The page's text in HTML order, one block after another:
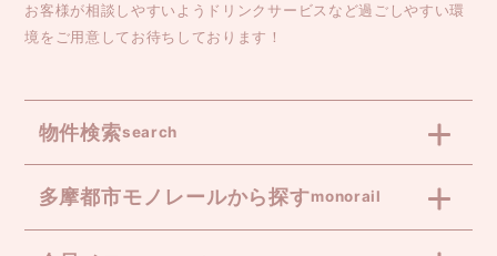
お客様が相談しやすいようドリンクサービスなど過ごしやすい環
境をご用意してお待ちしております！
物件検索search
多摩都市モノレールから探すmonorail